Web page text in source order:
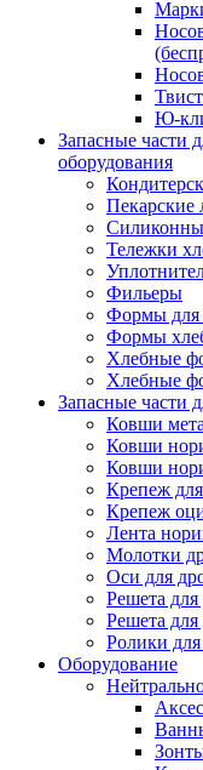
Ю-
Запасные части
оборудования
Пекарские
Тележки
Фильеры
Формы для
Формы
Хлебные
Хлебные
Запасные части
Ковши
Ковши
Ковши
Крепеж
Крепеж
Лента
Молотки
Оси для
Решета
Решета
Ролики
Оборудование